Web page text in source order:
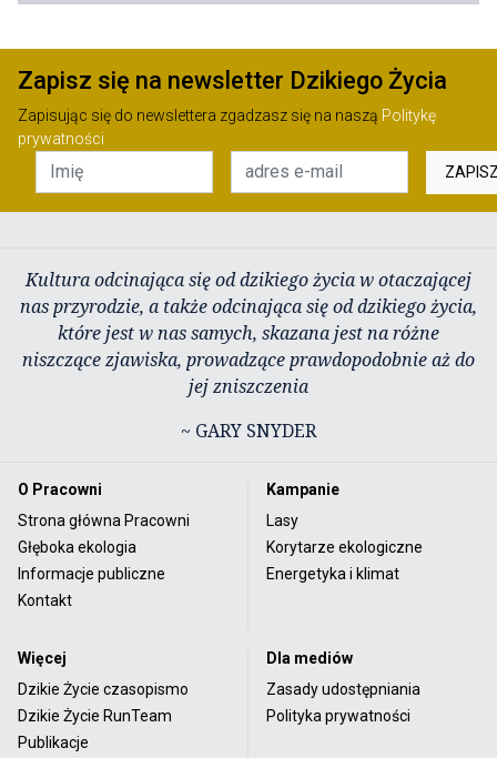
Zapisz się na newsletter Dzikiego Życia
Zapisując się do newslettera zgadzasz się na naszą Politykę
prywatności
Kultura odcinająca się od dzikiego życia w otaczającej
nas przyrodzie, a także odcinająca się od dzikiego życia,
które jest w nas samych, skazana jest na różne
niszczące zjawiska, prowadzące prawdopodobnie aż do
jej zniszczenia
~ GARY SNYDER
O Pracowni
Strona główna Pracowni
Głęboka ekologia
Informacje publiczne
Kontakt
Kampanie
Lasy
Korytarze ekologiczne
Energetyka i klimat
Więcej
Dzikie Życie czasopismo
Dzikie Życie RunTeam
Publikacje
Dla mediów
Zasady udostępniania
Polityka prywatności